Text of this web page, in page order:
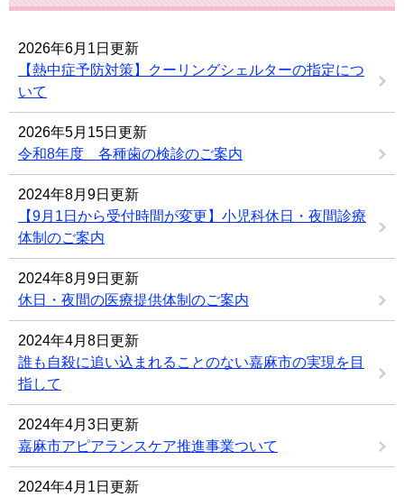
2026年6月1日更新
【熱中症予防対策】クーリングシェルターの指定につ
いて
2026年5月15日更新
令和8年度 各種歯の検診のご案内
2024年8月9日更新
【9月1日から受付時間が変更】小児科休日・夜間診療
体制のご案内
2024年8月9日更新
休日・夜間の医療提供体制のご案内
2024年4月8日更新
誰も自殺に追い込まれることのない嘉麻市の実現を目
指して
2024年4月3日更新
嘉麻市アピアランスケア推進事業ついて
2024年4月1日更新